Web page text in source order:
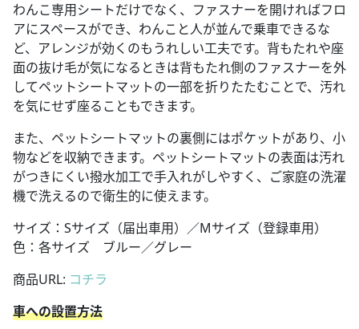
わんこ専用シートだけでなく、ファスナーを開ければフロ
アにスペースができ、わんこと人が並んで乗車できるな
ど、アレンジが効くのもうれしい工夫です。背もたれや座
面の抜け毛が気になるときは背もたれ側のファスナーを外
してペットシートマットの一部を折りたたむことで、汚れ
を気にせず座ることもできます。
また、ペットシートマットの裏側にはポケットがあり、小
物などを収納できます。ペットシートマットの表面は汚れ
がつきにくい撥水加工で手入れがしやすく、ご家庭の洗濯
機で洗えるので衛生的に使えます。
サイズ：Sサイズ（届出車用）／Mサイズ（登録車用）
色：各サイズ ブルー／グレー
商品URL: コチラ
車への設置方法